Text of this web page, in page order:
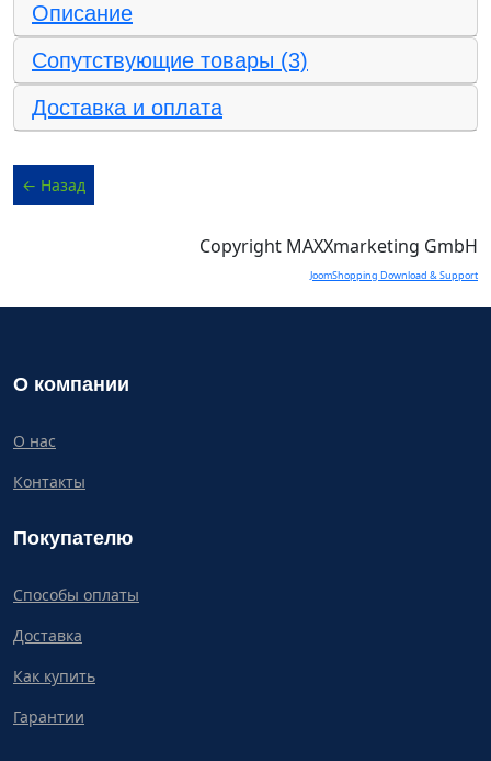
Описание
Сопутствующие товары (3)
Доставка и оплата
Copyright MAXXmarketing GmbH
JoomShopping Download & Support
О компании
О нас
Контакты
Покупателю
Способы оплаты
Доставка
Как купить
Гарантии